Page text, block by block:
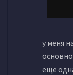
у меня
еще